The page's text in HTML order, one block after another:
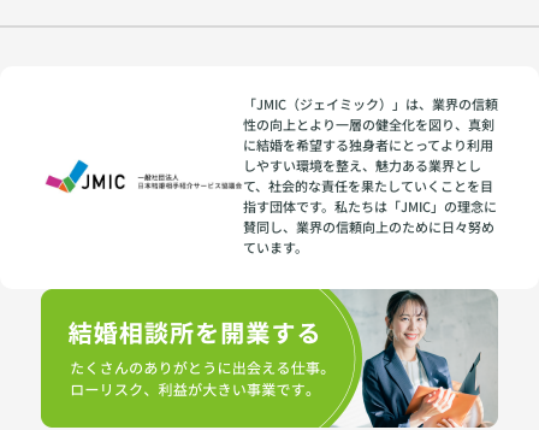
「JMIC（ジェイミック）」は、業界の信頼
性の向上とより一層の健全化を図り、真剣
に結婚を希望する独身者にとってより利用
しやすい環境を整え、魅力ある業界とし
て、社会的な責任を果たしていくことを目
指す団体です。私たちは「JMIC」の理念に
賛同し、業界の信頼向上のために日々努め
ています。